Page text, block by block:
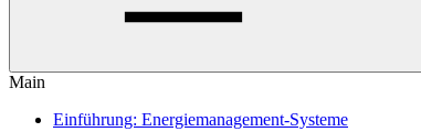
Main
Einführung: Energiemanagement-Systeme